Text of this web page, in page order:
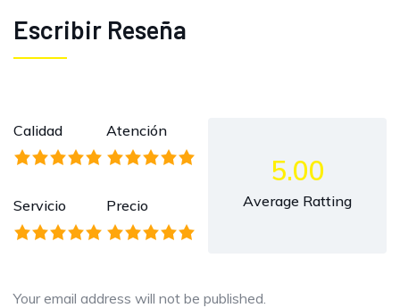
Escribir Reseña
Calidad Atención
Servicio Precio
5.00
Average Ratting
Your email address will not be published.